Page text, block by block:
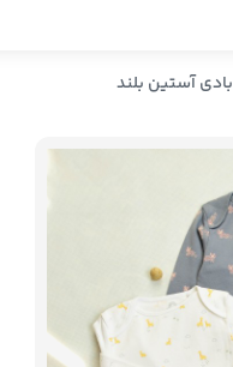
بادی آستین بلند